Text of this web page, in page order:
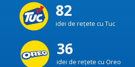
82
idei de rețete cu Tuc
36
idei de rețete cu Oreo